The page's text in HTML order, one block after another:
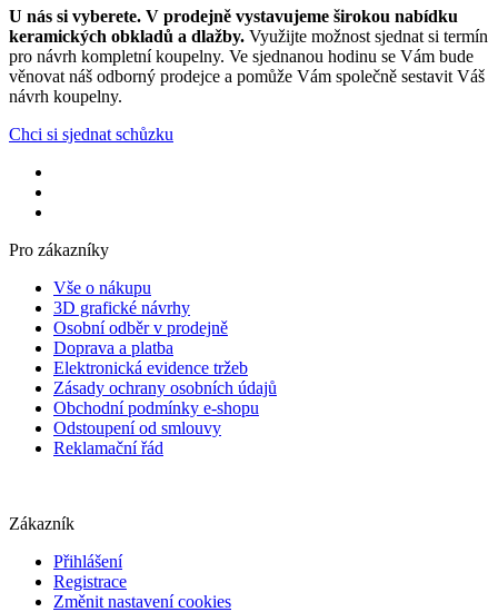
U nás si vyberete. V prodejně vystavujeme širokou nabídku
keramických obkladů a dlažby. Využijte možnost sjednat si termín
pro návrh kompletní koupelny. Ve sjednanou hodinu se Vám bude
věnovat náš odborný prodejce a pomůže Vám společně sestavit Váš
návrh koupelny.
Chci si sjednat schůzku
Pro zákazníky
Vše o nákupu
3D grafické návrhy
Osobní odběr v prodejně
Doprava a platba
Elektronická evidence tržeb
Zásady ochrany osobních údajů
Obchodní podmínky e-shopu
Odstoupení od smlouvy
Reklamační řád
Zákazník
Přihlášení
Registrace
Změnit nastavení cookies